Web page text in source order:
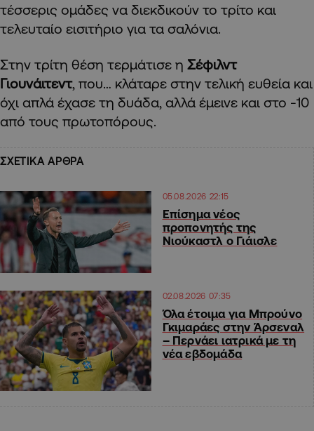
τέσσερις ομάδες να διεκδικούν το τρίτο και
τελευταίο εισιτήριο για τα σαλόνια.
Στην τρίτη θέση τερμάτισε η Σέφιλντ
Γιουνάιτεντ, που… κλάταρε στην τελική ευθεία και
όχι απλά έχασε τη δυάδα, αλλά έμεινε και στο -10
από τους πρωτοπόρους.
ΣΧΕΤΙΚΑ ΑΡΘΡΑ
05.08.2026 22:15
Επίσημα νέος
προπονητής της
Νιούκαστλ ο Γιάισλε
02.08.2026 07:35
Όλα έτοιμα για Μπρούνο
Γκιμαράες στην Άρσεναλ
– Περνάει ιατρικά με τη
νέα εβδομάδα